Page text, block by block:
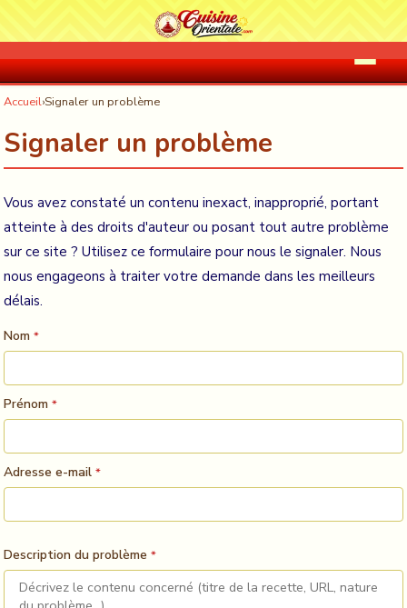
Accueil›Signaler un problème
Signaler un problème
Vous avez constaté un contenu inexact, inapproprié, portant
atteinte à des droits d'auteur ou posant tout autre problème
sur ce site ? Utilisez ce formulaire pour nous le signaler. Nous
nous engageons à traiter votre demande dans les meilleurs
délais.
Nom *
Prénom *
Adresse e-mail *
Description du problème *